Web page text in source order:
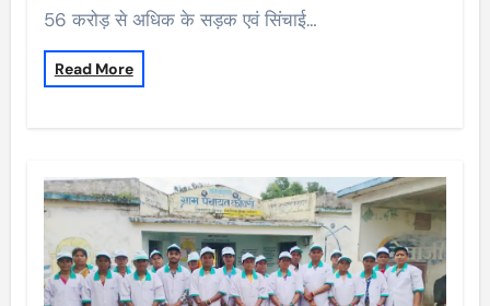
56 करोड़ से अधिक के सड़क एवं सिंचाई…
Read More